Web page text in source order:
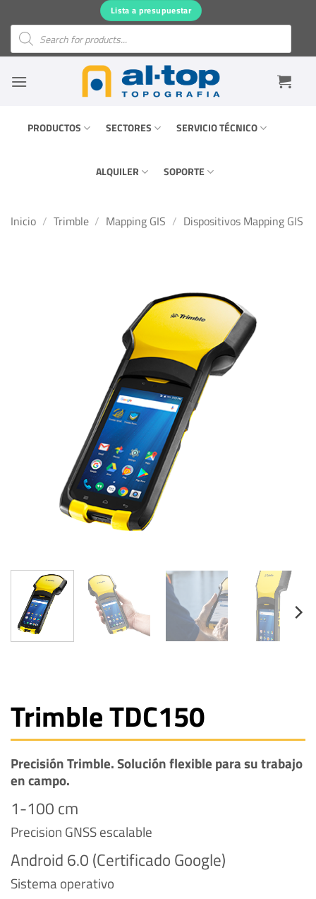
contenido
Lista a presupuestar
Búsqueda
productos
PRODUCTOS SECTORES SERVICIO TÉCNICO
ALQUILER SOPORTE
Inicio / Trimble / Mapping GIS / Dispositivos Mapping GIS
Trimble TDC150
Precisión Trimble. Solución flexible para su trabajo
en campo.
1-100 cm
Precision GNSS escalable
Android 6.0 (Certificado Google)
Sistema operativo